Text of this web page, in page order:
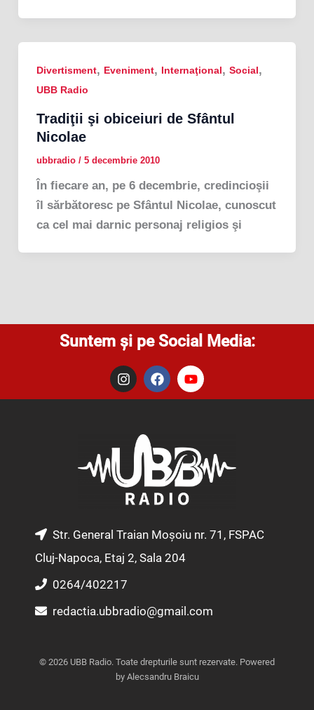
Divertisment, Eveniment, Internaţional, Social,
UBB Radio
Tradiţii şi obiceiuri de Sfântul
Nicolae
ubbradio / 5 decembrie 2010
În fiecare an, pe 6 decembrie, credincioşii
îl sărbătoresc pe Sfântul Nicolae, cunoscut
ca cel mai darnic personaj religios şi
Suntem și pe Social Media:
I
n
s
m
F
a
c
o
k
Y
o
u
e
Str. General Traian Moșoiu nr. 71, FSPAC
Cluj-Napoca, Etaj 2, Sala 204
0264/402217
redactia.ubbradio@gmail.com
© 2026 UBB Radio. Toate drepturile sunt rezervate. Powered
by Alecsandru Braicu